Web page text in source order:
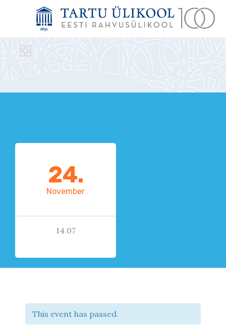

24.
November
14.07
This event has passed.